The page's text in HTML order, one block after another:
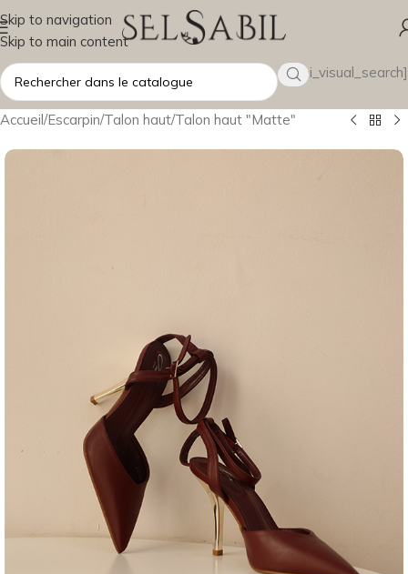
Skip to navigation
Skip to main content
[wsbi_visual_search]
Accueil/Escarpin/Talon haut/Talon haut "Matte"